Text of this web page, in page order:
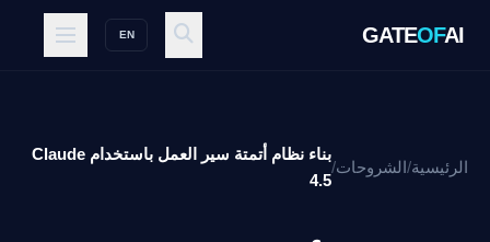
GATEOFAI
EN
الرئيسية/الشروحات/
بناء نظام أتمتة سير العمل باستخدام Claude
4.5